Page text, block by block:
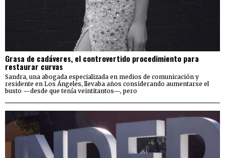
Grasa de cadáveres, el controvertido procedimiento para
restaurar curvas
Sandra, una abogada especializada en medios de comunicación y
residente en Los Ángeles, llevaba años considerando aumentarse el
busto —desde que tenía veintitantos—, pero